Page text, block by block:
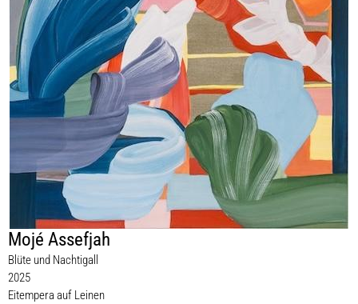
Mojé Assefjah
Blüte und Nachtigall
2025
Eitempera auf Leinen